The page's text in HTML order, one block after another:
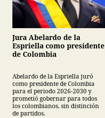
Jura Abelardo de la
Espriella como presidente
de Colombia
Abelardo de la Espriella juró
como presidente de Colombia
para el periodo 2026-2030 y
prometió gobernar para todos
los colombianos, sin distinción
de partidos.